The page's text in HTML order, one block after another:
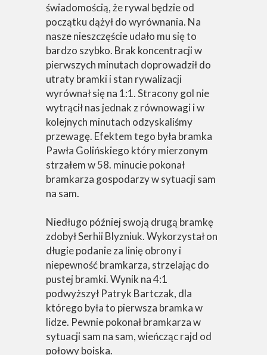
świadomością, że rywal będzie od
początku dążył do wyrównania. Na
nasze nieszczęście udało mu się to
bardzo szybko. Brak koncentracji w
pierwszych minutach doprowadził do
utraty bramki i stan rywalizacji
wyrównał się na 1:1. Stracony gol nie
wytrącił nas jednak z równowagi i w
kolejnych minutach odzyskaliśmy
przewagę. Efektem tego była bramka
Pawła Golińskiego który mierzonym
strzałem w 58. minucie pokonał
bramkarza gospodarzy w sytuacji sam
na sam.
Niedługo później swoją drugą bramkę
zdobył Serhii Blyzniuk. Wykorzystał on
długie podanie za linię obrony i
niepewność bramkarza, strzelając do
pustej bramki. Wynik na 4:1
podwyższył Patryk Bartczak, dla
którego była to pierwsza bramka w
lidze. Pewnie pokonał bramkarza w
sytuacji sam na sam, wieńcząc rajd od
połowy boiska.